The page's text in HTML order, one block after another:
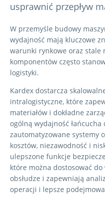
usprawnić przepływ
W przemyśle budowy
wydajność mają kluczowe
warunki rynkowe oraz stale
komponentów często
logistyki.
Kardex dostarcza
intralogistyczne, które
materiałów i dokładne
ogólną wydajność łańcucha
zautomatyzowane systemy
kosztów, niezawodność i
ulepszone funkcje
które można dostosować do
obsłudze i zapewniają
operacji i lepsze